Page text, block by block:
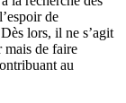
de
lors, il ne s’agit
mais de faire
au